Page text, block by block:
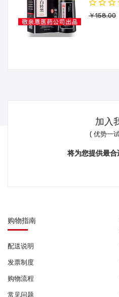
￥158.00
加入
( 优势一
将为您提供最
购物指南
配送说明
发票制度
购物流程
常见问题